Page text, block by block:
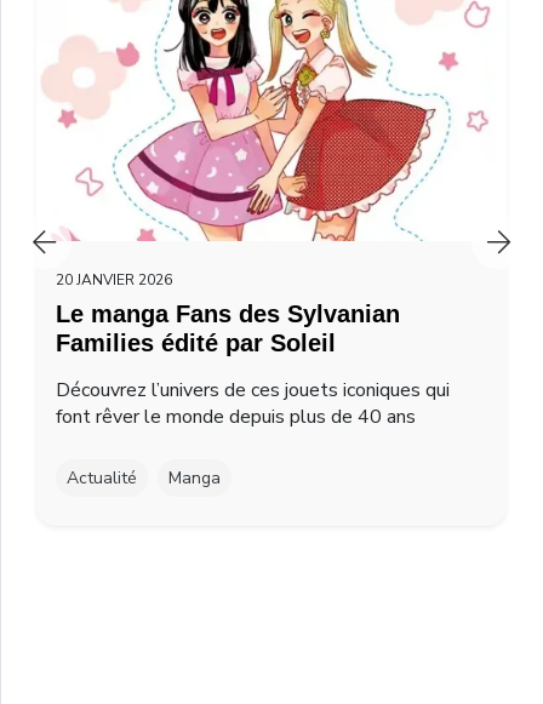
20 JANVIER 2026
Le manga Fans des Sylvanian
Families édité par Soleil
Découvrez l’univers de ces jouets iconiques qui
font rêver le monde depuis plus de 40 ans
Actualité Manga